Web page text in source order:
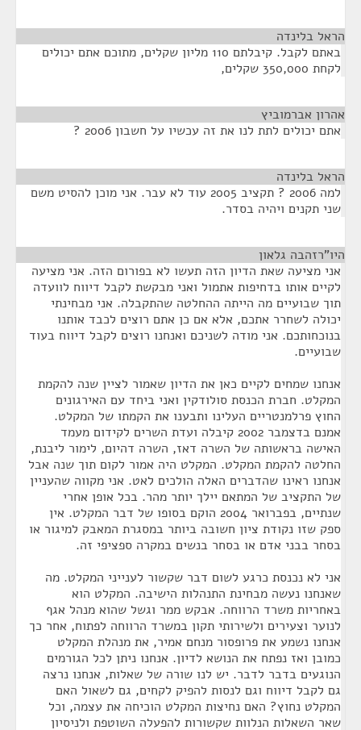
הראל בלינדה
באתם לקבל. קיבלתם 110 מליון שקלים, מתוכם אתם יכולים
לקחת 350,000 שקלים,
אהרון אברמוביץ
אתם יכולים לתת לנו את זה עכשיו על חשבון 2006 ?
הראל בלינדה
למה 2006 ? תקציב 2005 עוד לא עבר. אני מוכן להסיט משם
שני תקנים ויהיה בסדר.
היו"רזהבה גלאון
אני מציעה שאת הדיון הזה תעשו לא בפורום הזה. אני מציעה
לקיים אותו בדחיפות אתמול ואני מבקשת לקבל דיווח לוועדה
תוך שבועיים מה הייתה ההחלטה שהתקבלה. אני מבחינתי
יכולה לשחרר אתכם, אלא אם כן אתם רוצים לכבד אותנו
בנוכחותכם. אני מודה לשניכם ואנחנו רוצים לקבל דיווח בעוד
שבועיים.
אנחנו שמחים לקיים כאן את הדיון שאמור לציין שנה להקמת
המקלט. חברת הכנסת סולודקין ואני ביחד עם האירגונים
החוץ פרלמנטריים העלינו ותבענו את הקמתו של המקלט.
אמנם בדצמבר 2002 קיבלה ועדת השרים לקידום מעמד
האישה בראשותה של השרה דאז, השרה דהיום, לימור ליבנת,
החלטה להקמת המקלט. המקלט היה אמור לקום תוך שנה אבל
אנחנו ראינו שהדברים האלה הולכים לאט. אני מקווה שהעניין
של התקציב של המתאם יילך יותר מהר. בכל אופן אחרי
שנתיים, בפברואר 2004 הוקם בסופו של דבר המקלט. אין
ספק שזו נקודת ציון חשובה ביותר במסגרת המאבק למיגור או
בסחר בבני אדם או בסחר בנשים במקרה ספציפי זה.
אני לא נכנסת כרגע לשום דבר שקשור לענייני המקלט. מה
שאנחנו נעשה מבחינת התנהלות הישיבה. המקלט הוא
באחריות משרד הרווחה. אבקש ממר וגשל שהוא מנהל אגף
לנוער וצעירים ולשירותי תקון במשרד הרווחה לפתוח, אחר כך
אנחנו נשמע את פרופסור מנחם אמיר, את מנהלת המקלט
כמובן ואז נפתח את הנושא לדיון. אנחנו ניתן לכל הגורמים
הנוגעים בדבר לדבר. יש לנו שורה של שאלות, אנחנו נרצה
גם לקבל דיווח וגם לנסות להפיק לקחים, גם לשאול האם
המקלט נחוץ? האם נחיצות המקלט הוכיחה את עצמה, וכל
שאר השאלות הנלוות שקשורות להפעלה השוטפת ולניסיון